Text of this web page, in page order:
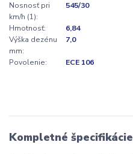
Nosnosť pri
km/h (1):
545/30
Hmotnosť:
6,84
Výška dezénu
mm:
7,0
Povolenie: ECE 106
Kompletné špecifikácie